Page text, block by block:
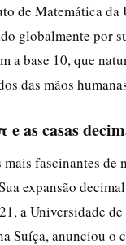
de Matemática da
globalmente por
a base 10, que
das mãos
e as casas
mais fascinantes de
expansão
a Universidade
Suíça, anunciou o